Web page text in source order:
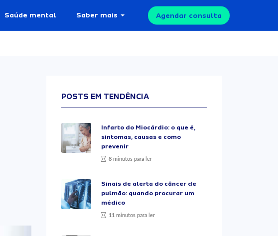
Saúde mental Saber mais Agendar consulta
POSTS EM TENDÊNCIA
Infarto do Miocárdio: o que é,
sintomas, causas e como
prevenir
8 minutos para ler
Sinais de alerta do câncer de
pulmão: quando procurar um
médico
11 minutos para ler